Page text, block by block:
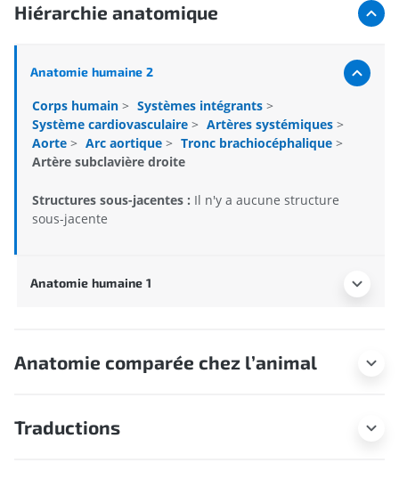
Hiérarchie anatomique
Anatomie humaine 2
Corps humain > Systèmes intégrants >
Système cardiovasculaire > Artères systémiques >
Aorte > Arc aortique > Tronc brachiocéphalique >
Artère subclavière droite
Structures sous-jacentes : Il n'y a aucune structure
sous-jacente
Anatomie humaine 1
Anatomie comparée chez l’animal
Traductions